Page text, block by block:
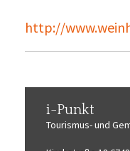
http://
i-Punkt
Tourismus-und